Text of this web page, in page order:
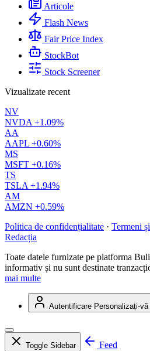
Articole
Flash News
Fair Price Index
StockBot
Stock Screener
Vizualizate recent
NV
NVDA +1.09%
AA
AAPL +0.60%
MS
MSFT +0.16%
TS
TSLA +1.94%
AM
AMZN +0.59%
Politica de confidențialitate · Termeni
Redacția
Toate datele furnizate pe platforma
informativ și nu sunt destinate
mai multe
Autentificare Personalizați-vă
Toggle Sidebar
Feed